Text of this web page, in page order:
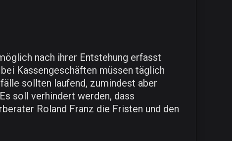
nach ihrer Entstehung erfasst
Kassengeschäften müssen täglich
sollten laufend, zumindest aber
soll verhindert werden, dass
Roland Franz die Fristen und den